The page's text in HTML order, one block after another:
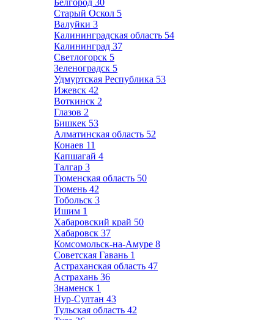
Белгород 30
Старый Оскол 5
Валуйки 3
Калининградская область 54
Калининград 37
Светлогорск 5
Зеленоградск 5
Удмуртская Республика 53
Ижевск 42
Воткинск 2
Глазов 2
Бишкек 53
Алматинская область 52
Конаев 11
Капшагай 4
Талгар 3
Тюменская область 50
Тюмень 42
Тобольск 3
Ишим 1
Хабаровский край 50
Хабаровск 37
Комсомольск-на-Амуре 8
Советская Гавань 1
Астраханская область 47
Астрахань 36
Знаменск 1
Нур-Султан 43
Тульская область 42